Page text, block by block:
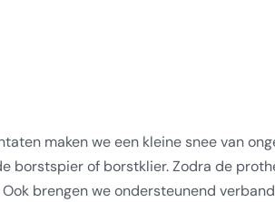
maken we een kleine snee van
borstspier of borstklier. Zodra de
brengen we ondersteunend